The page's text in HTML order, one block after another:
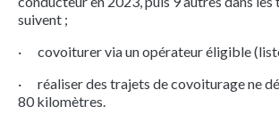
suivent ;
· covoiturer via un opérateur éligible
· réaliser des trajets de covoiturage ne
80 kilomètres.